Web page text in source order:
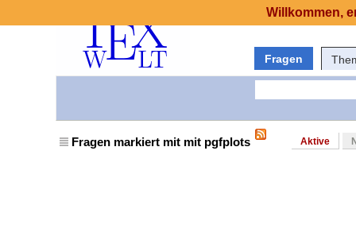
Fragen
Fragen markiert mit mit pgfplots Aktive
Willkommen,